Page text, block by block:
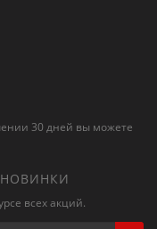
30 дней вы можете
всех акций.